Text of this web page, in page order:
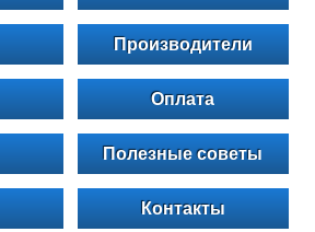
Производители
Оплата
Полезные советы
Контакты